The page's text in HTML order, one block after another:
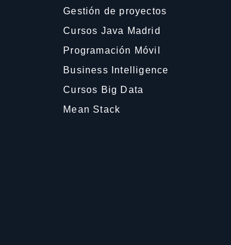
Gestión de proyectos
Cursos Java Madrid
Programación Móvil
Business Intelligence
Cursos Big Data
Mean Stack